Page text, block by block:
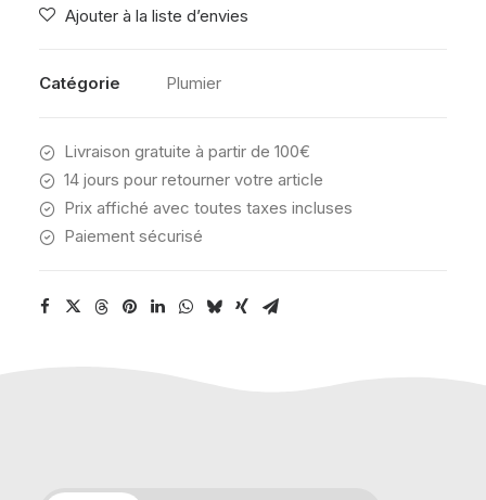
PALMAjouter à la liste d’envies
Catégorie Plumier
Livraison gratuite à partir de 100€
14 jours pour retourner votre article
Prix affiché avec toutes taxes incluses
Paiement sécurisé